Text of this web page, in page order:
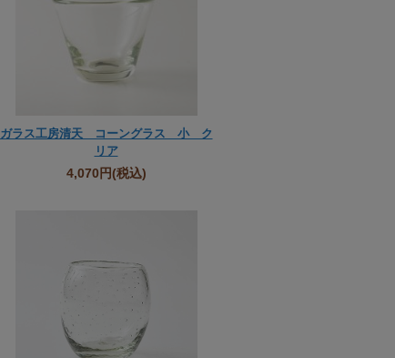
ガラス工房清天 コーングラス 小 ク
リア
4,070円(税込)